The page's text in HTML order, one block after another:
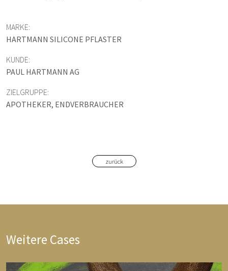
MARKE:
HARTMANN SILICONE PFLASTER
KUNDE:
PAUL HARTMANN AG
ZIELGRUPPE:
APOTHEKER, ENDVERBRAUCHER
zurück
Weitere Cases